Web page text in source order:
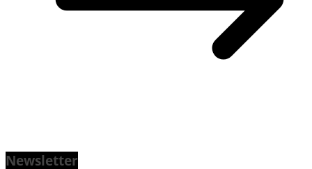
Newsletter